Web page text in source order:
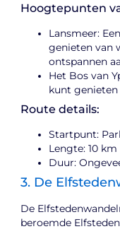
Hoogtepunten
Lansmeer:
genieten van
ontspannen
Het Bos van
kunt genieten
Route details:
Startpunt:
Lengte: 10 km
Duur:
3. De
De
beroemde